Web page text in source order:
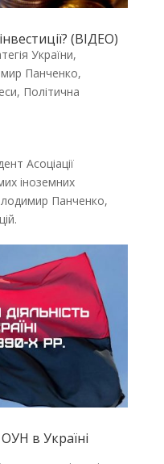
(ВІДЕО)
України,
Панченко,
, Політична
Асоціації
іноземних
Панченко,
ОУН в Україні